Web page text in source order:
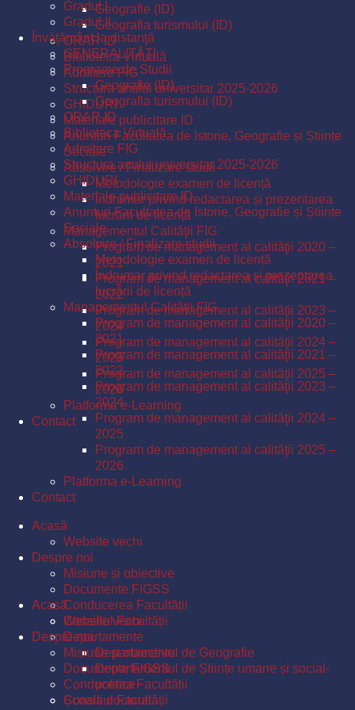
Geografie (ID)
Geografia turismului (ID)
ORAR ID
Biblioteca Virtuală
Admitere FIG
Structura anului universitar 2025-2026
GHIDURI
Materiale publicitare ID
Anunturi Facultatea de Istorie, Geografie și Științe
Sociale
Absolvire / Finalizare studii
Metodologie examen de licență
Îndrumar privind redactarea și prezentarea
lucrării de licență
Managementul Calităţii FIG
Program de management al calităţii 2020 –
2021
Program de management al calităţii 2021 –
2022
Program de management al calităţii 2023 –
2024
Program de management al calităţii 2024 –
2025
Program de management al calităţii 2025 –
2026
Platforma e-Learning
Contact
Gradul I
Gradul II
Învăţământ la distanţă
GENERALITĂŢI
Programe de Studii
Geografie (ID)
Geografia turismului (ID)
ORAR ID
Biblioteca Virtuală
Admitere FIG
Structura anului universitar 2025-2026
GHIDURI
Materiale publicitare ID
Anunturi Facultatea de Istorie, Geografie și Științe
Sociale
Absolvire / Finalizare studii
Metodologie examen de licență
Îndrumar privind redactarea și prezentarea
lucrării de licență
Managementul Calităţii FIG
Program de management al calităţii 2020 –
2021
Program de management al calităţii 2021 –
2022
Program de management al calităţii 2023 –
2024
Program de management al calităţii 2024 –
2025
Program de management al calităţii 2025 –
2026
Platforma e-Learning
Contact
Acasă
Website vechi
Despre noi
Misiune și obiective
Documente FIGSS
Conducerea Facultății
Consiliul Facultății
Departamente
Departamentul de Geografie
Departamentul de Științe umane și social-
politice
Școala doctorală
Acasă
Website vechi
Despre noi
Misiune și obiective
Documente FIGSS
Conducerea Facultății
Consiliul Facultății